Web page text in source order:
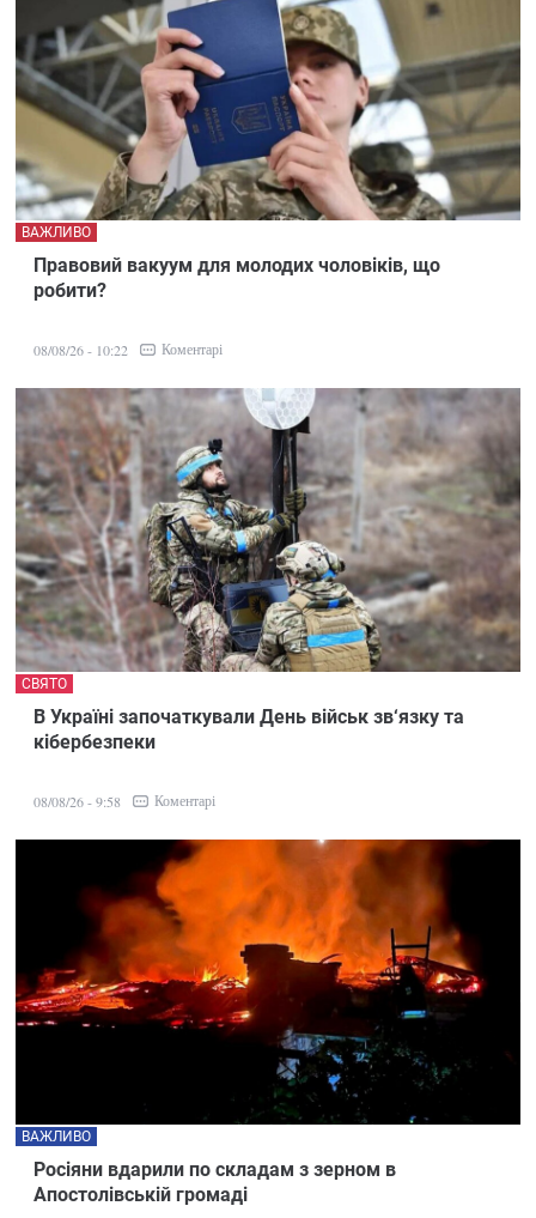
Правовий вакуум для молодих чоловіків, що
робити?
ВАЖЛИВО
08/08/26 - 10:22 Коментарі
В Україні започаткували День військ зв‘язку та
кібербезпеки
СВЯТО
08/08/26 - 9:58 Коментарі
Росіяни вдарили по складам з зерном в
Апостолівській громаді
ВАЖЛИВО